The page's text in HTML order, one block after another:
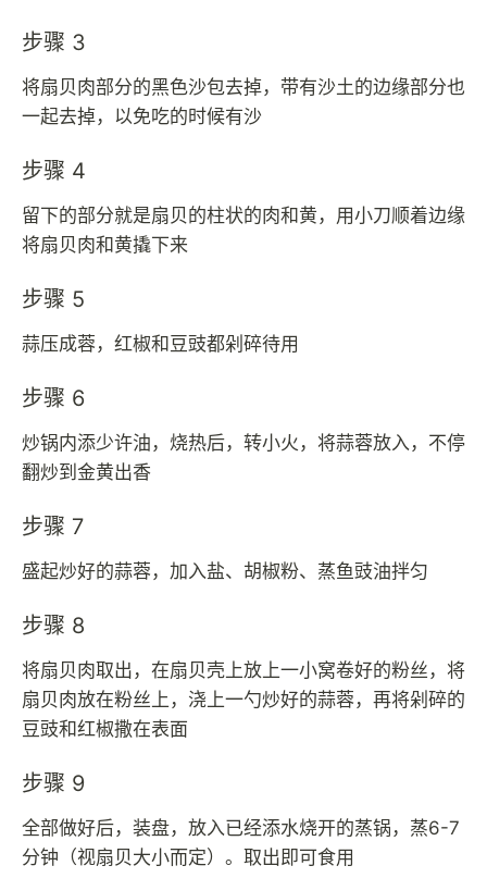
步骤 3
将扇贝肉部分的黑色沙包去掉，带有沙土的边缘部分也
一起去掉，以免吃的时候有沙
步骤 4
留下的部分就是扇贝的柱状的肉和黄，用小刀顺着边缘
将扇贝肉和黄撬下来
步骤 5
蒜压成蓉，红椒和豆豉都剁碎待用
步骤 6
炒锅内添少许油，烧热后，转小火，将蒜蓉放入，不停
翻炒到金黄出香
步骤 7
盛起炒好的蒜蓉，加入盐、胡椒粉、蒸鱼豉油拌匀
步骤 8
将扇贝肉取出，在扇贝壳上放上一小窝卷好的粉丝，将
扇贝肉放在粉丝上，浇上一勺炒好的蒜蓉，再将剁碎的
豆豉和红椒撒在表面
步骤 9
全部做好后，装盘，放入已经添水烧开的蒸锅，蒸6-7
分钟（视扇贝大小而定）。取出即可食用